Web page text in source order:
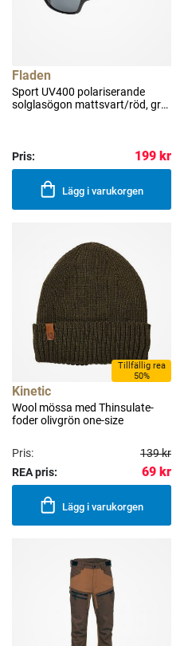
Fladen
Sport UV400 polariserande
solglasögon mattsvart/röd, grå
Pris: 199 kr
Lägg i varukorgen
Tillfällig rea
50%
Kinetic
Wool mössa med Thinsulate-
foder olivgrön one-size
Pris:
139 kr
REA pris:
69 kr
Lägg i varukorgen